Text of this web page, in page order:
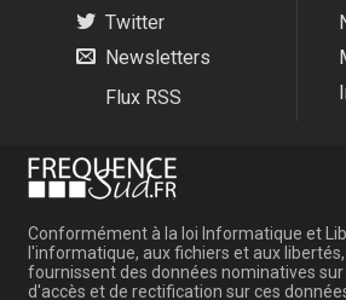
Twitter
Newsletters
Flux RSS
Conformément à la loi Informatique et
l'informatique, aux fichiers et aux
fournissent des données nominatives
d'accès et de rectification sur ces